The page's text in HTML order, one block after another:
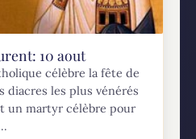
10 aout
célèbre la fête de
diacres les plus vénérés
un martyr célèbre pour